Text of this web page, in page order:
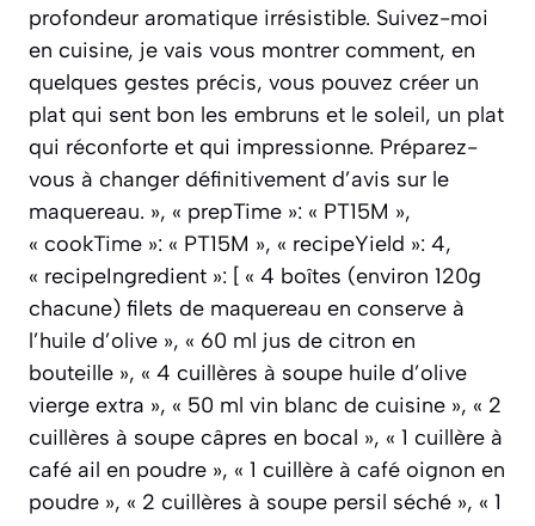
profondeur aromatique irrésistible. Suivez-moi
en cuisine, je vais vous montrer comment, en
quelques gestes précis, vous pouvez créer un
plat qui sent bon les embruns et le soleil, un plat
qui réconforte et qui impressionne. Préparez-
vous à changer définitivement d’avis sur le
maquereau. », « prepTime »: « PT15M »,
« cookTime »: « PT15M », « recipeYield »: 4,
« recipeIngredient »: [ « 4 boîtes (environ 120g
chacune) filets de maquereau en conserve à
l’huile d’olive », « 60 ml jus de citron en
bouteille », « 4 cuillères à soupe huile d’olive
vierge extra », « 50 ml vin blanc de cuisine », « 2
cuillères à soupe câpres en bocal », « 1 cuillère à
café ail en poudre », « 1 cuillère à café oignon en
poudre », « 2 cuillères à soupe persil séché », « 1